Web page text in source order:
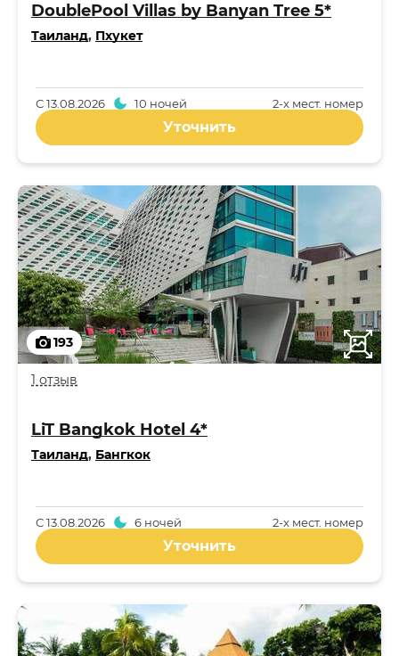
DoublePool Villas by Banyan Tree 5*
Таиланд, Пхукет
2-x мест. номер
С13.08.2026 10 ночей
Уточнить
193
1 отзыв
LiT Bangkok Hotel 4*
Таиланд, Бангкок
2-x мест. номер
С13.08.2026 6 ночей
Уточнить